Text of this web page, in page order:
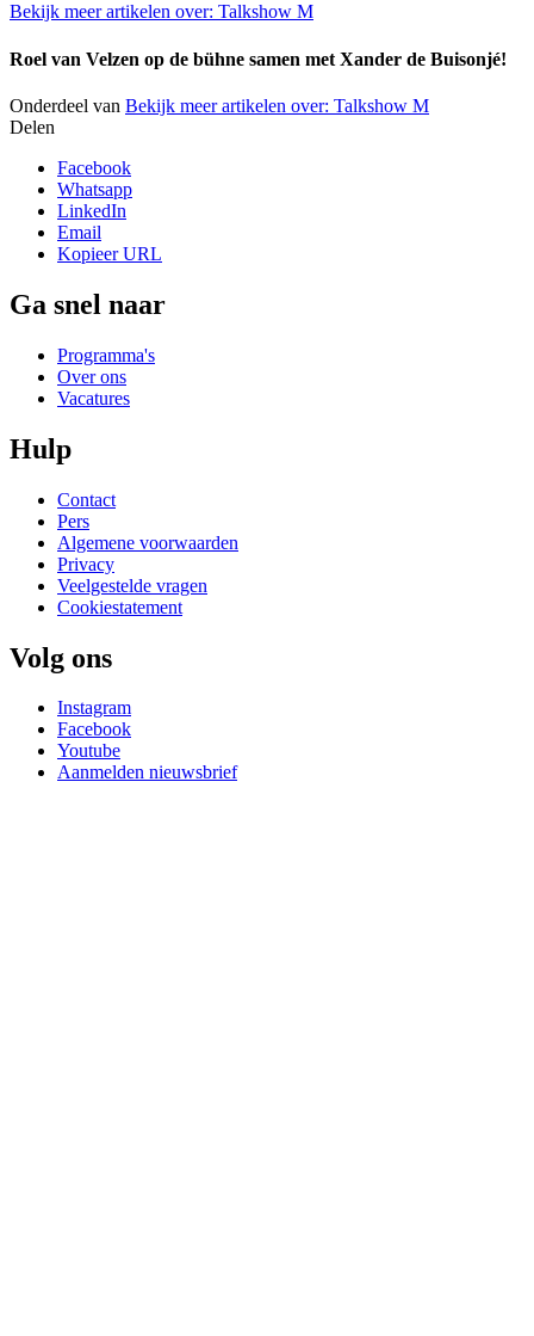
Bekijk meer artikelen over: Talkshow M
Roel van Velzen op de bühne samen met Xander de Buisonjé!
Onderdeel van Bekijk meer artikelen over: Talkshow M
Delen
Facebook
Whatsapp
LinkedIn
Email
Kopieer URL
Ga snel naar
Programma's
Over ons
Vacatures
Hulp
Contact
Pers
Algemene voorwaarden
Privacy
Veelgestelde vragen
Cookiestatement
Volg ons
Instagram
Facebook
Youtube
Aanmelden nieuwsbrief